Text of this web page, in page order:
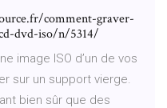
comment-graver-
dvd-iso/n/5314/
image ISO d’un de vos
sur un support vierge.
bien sûr que des